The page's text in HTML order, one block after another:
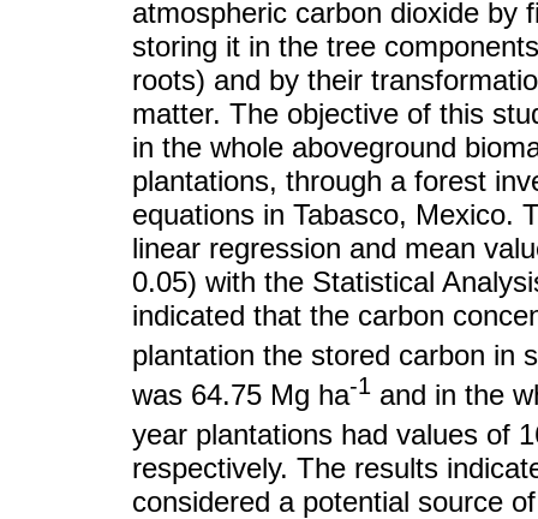
atmospheric carbon dioxide by
storing it in the tree
roots) and by their
matter. The objective of this
in the whole aboveground
plantations, through a forest
equations in Tabasco, Mexico.
linear regression and mean
0.05) with the Statistical
indicated that the carbon
plantation the stored carbon in
was 64.75 Mg ha-1 and in the
year plantations had values of
respectively. The results
considered a potential source